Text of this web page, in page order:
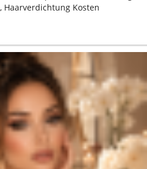
Haarverdichtung Kosten